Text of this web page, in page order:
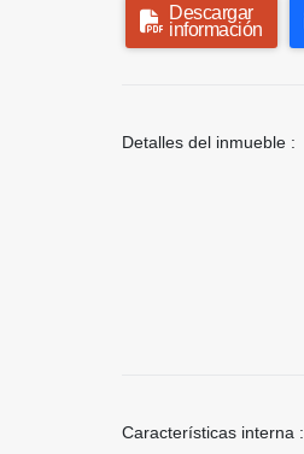
Descargar
información
Detalles del inmueble :
Características interna :